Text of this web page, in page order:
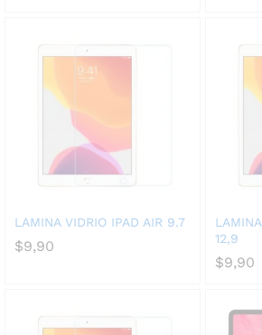
LAMINA VIDRIO IPAD AIR 9.7
$9,90
12,9
$9,90